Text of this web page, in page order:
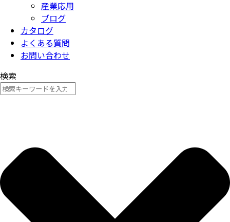
産業応用
ブログ
カタログ
よくある質問
お問い合わせ
検索